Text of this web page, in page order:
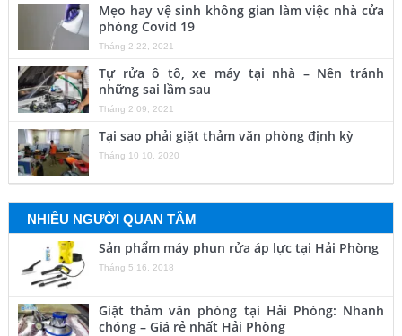
Mẹo hay vệ sinh không gian làm việc nhà cửa
phòng Covid 19
Tháng 2 22, 2021
Tự rửa ô tô, xe máy tại nhà – Nên tránh
những sai lầm sau
Tháng 2 09, 2021
Tại sao phải giặt thảm văn phòng định kỳ
Tháng 10 10, 2020
NHIỀU NGƯỜI QUAN TÂM
Sản phẩm máy phun rửa áp lực tại Hải Phòng
Tháng 5 16, 2018
Giặt thảm văn phòng tại Hải Phòng: Nhanh
chóng – Giá rẻ nhất Hải Phòng